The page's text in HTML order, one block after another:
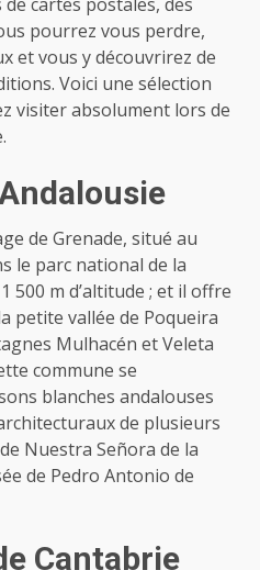
pourrez vous perdre,
et vous y découvrirez de
Voici une sélection
visiter absolument lors de
de Grenade, situé au
le parc national de la
500 m d’altitude ; et il offre
petite vallée de Poqueira
Mulhacén et Veleta
commune se
blanches andalouses
de plusieurs
Nuestra Señora de la
de Pedro Antonio de
Cantabrie